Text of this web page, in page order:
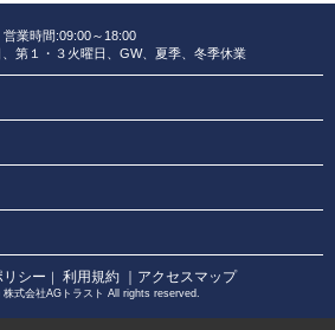
営業時間:09:00～18:00
第１・３火曜日、GW、夏季、冬季休業
シー ｜ 利用規約 ｜アクセスマップ
式会社AGトラスト All rights reserved.